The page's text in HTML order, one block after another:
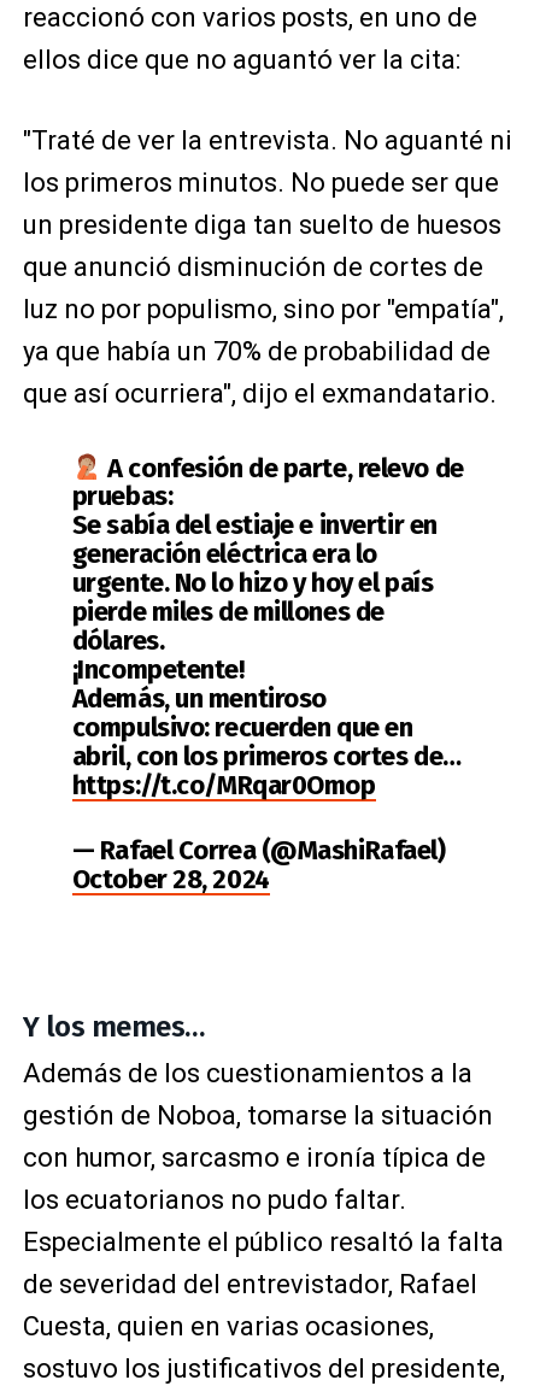
reaccionó con varios posts, en uno de
ellos dice que no aguantó ver la cita:
"Traté de ver la entrevista. No aguanté ni
los primeros minutos. No puede ser que
un presidente diga tan suelto de huesos
que anunció disminución de cortes de
luz no por populismo, sino por "empatía",
ya que había un 70% de probabilidad de
que así ocurriera", dijo el exmandatario.
A confesión de parte, relevo de
pruebas:
Se sabía del estiaje e invertir en
generación eléctrica era lo
urgente. No lo hizo y hoy el país
pierde miles de millones de
dólares.
¡Incompetente!
Además, un mentiroso
compulsivo: recuerden que en
abril, con los primeros cortes de…
https://t.co/MRqar0Omop
— Rafael Correa (@MashiRafael)
October 28, 2024
Y los memes…
Además de los cuestionamientos a la
gestión de Noboa, tomarse la situación
con humor, sarcasmo e ironía típica de
los ecuatorianos no pudo faltar.
Especialmente el público resaltó la falta
de severidad del entrevistador, Rafael
Cuesta, quien en varias ocasiones,
sostuvo los justificativos del presidente,